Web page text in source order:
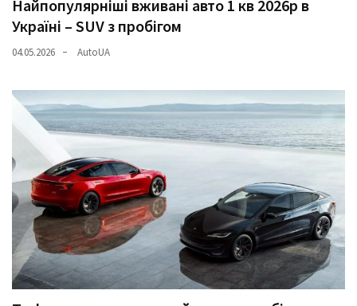
Найпопулярніші вживані авто 1 кв 2026р в
Україні – SUV з пробігом
04.05.2026 AutoUA